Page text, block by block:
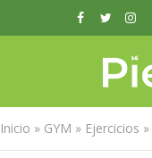
Inicio » GYM » Ejercicios »